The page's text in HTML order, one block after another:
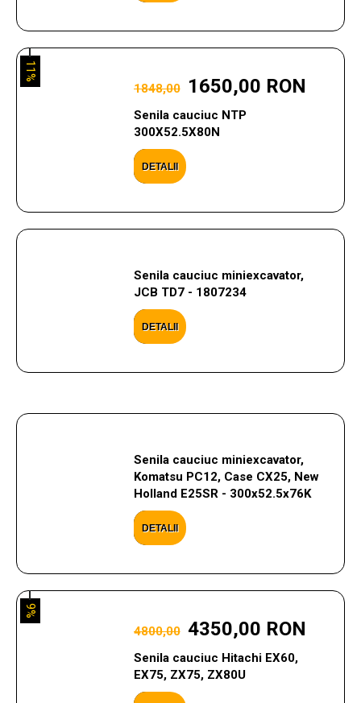
1848,00 1650,00 RON
Senila cauciuc NTP
300X52.5X80N
DETALII
11%
Senila cauciuc miniexcavator,
JCB TD7 - 1807234
DETALII
Senila cauciuc miniexcavator,
Komatsu PC12, Case CX25, New
Holland E25SR - 300x52.5x76K
DETALII
4800,00 4350,00 RON
Senila cauciuc Hitachi EX60,
EX75, ZX75, ZX80U
9%